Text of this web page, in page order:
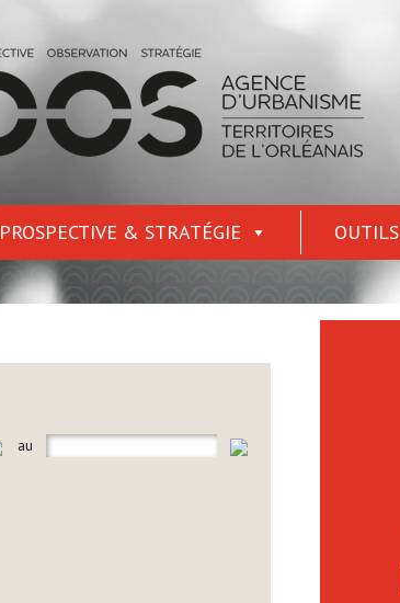
PROSPECTIVE & STRATÉGIE OUTILS
au